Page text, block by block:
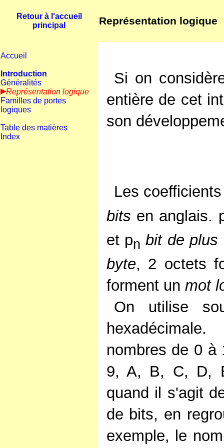
Retour à l'accueil
principal
Représentation logique
Accueil
Introduction
Généralités
Représentation logique
Familles de portes
logiques
Table des matières
Index
Si on
entière de cet
son
Les
bits en anglais.
et pn bit de plus
byte, 2 octets
forment un mot
On utilise
nombres de 0
9, A, B, C, D,
quand il s'agit
de bits, en
exemple, le